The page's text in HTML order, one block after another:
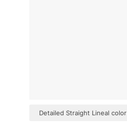
Detailed Straight Lineal color